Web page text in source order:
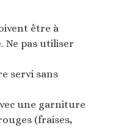
être à
Ne pas utiliser
servi sans
une garniture
(fraises,